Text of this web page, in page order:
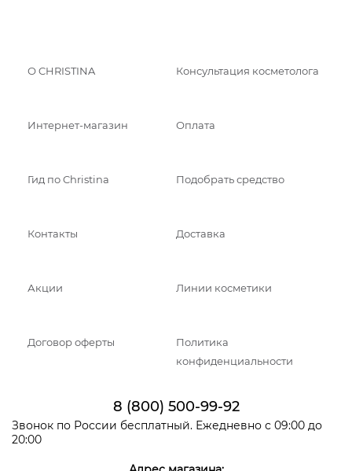
О CHRISTINA Консультация косметолога
Интернет-магазин Оплата
Гид по Christina Подобрать средство
Контакты Доставка
Акции Линии косметики
Договор оферты
Политика
конфиденциальности
8 (800) 500-99-92
Звонок по России бесплатный. Ежедневно с 09:00 до
20:00